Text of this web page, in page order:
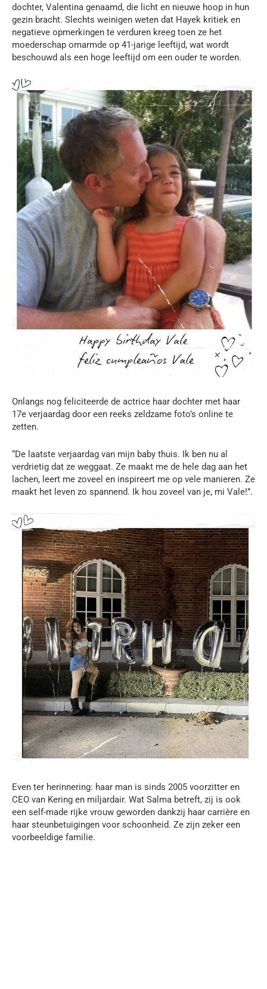
dochter, Valentina genaamd, die licht en nieuwe hoop in hun
gezin bracht. Slechts weinigen weten dat Hayek kritiek en
negatieve opmerkingen te verduren kreeg toen ze het
moederschap omarmde op 41-jarige leeftijd, wat wordt
beschouwd als een hoge leeftijd om een ouder te worden.
Onlangs nog feliciteerde de actrice haar dochter met haar
17e verjaardag door een reeks zeldzame foto’s online te
zetten.
“De laatste verjaardag van mijn baby thuis. Ik ben nu al
verdrietig dat ze weggaat. Ze maakt me de hele dag aan het
lachen, leert me zoveel en inspireert me op vele manieren. Ze
maakt het leven zo spannend. Ik hou zoveel van je, mi Vale!”.
Even ter herinnering: haar man is sinds 2005 voorzitter en
CEO van Kering en miljardair. Wat Salma betreft, zij is ook
een self-made rijke vrouw geworden dankzij haar carrière en
haar steunbetuigingen voor schoonheid. Ze zijn zeker een
voorbeeldige familie.